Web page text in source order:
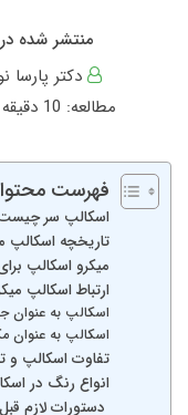
منتشر شده در 29 خرداد, 1399
دکتر پارسا
مطالعه: 10 دقیقه
فهرست محتوا
اسکالپ سر
تاریخچه اسکالپ
میکرو اسکالپ
ارتباط اسکالپ
اسکالپ به عنوان
اسکالپ به عنوان
تفاوت اسکالپ و
انواع رنگ در
دستورات لازم